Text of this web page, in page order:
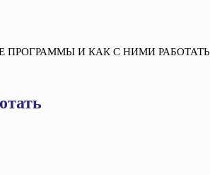
ПРОГРАММЫ И КАК С НИМИ РАБОТАТЬ